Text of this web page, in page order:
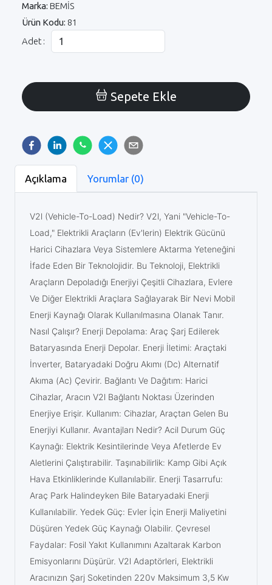
Marka: BEMİS
Ürün Kodu: 81
Adet :
Sepete Ekle
Açıklama Yorumlar (0)
V2l (Vehicle-To-Load) Nedir? V2l, Yani "Vehicle-To-
Load," Elektrikli Araçların (Ev'lerin) Elektrik Gücünü
Harici Cihazlara Veya Sistemlere Aktarma Yeteneğini
İfade Eden Bir Teknolojidir. Bu Teknoloji, Elektrikli
Araçların Depoladığı Enerjiyi Çeşitli Cihazlara, Evlere
Ve Diğer Elektrikli Araçlara Sağlayarak Bir Nevi Mobil
Enerji Kaynağı Olarak Kullanılmasına Olanak Tanır.
Nasıl Çalışır? Enerji Depolama: Araç Şarj Edilerek
Bataryasında Enerji Depolar. Enerji İletimi: Araçtaki
İnverter, Bataryadaki Doğru Akımı (Dc) Alternatif
Akıma (Ac) Çevirir. Bağlantı Ve Dağıtım: Harici
Cihazlar, Aracın V2l Bağlantı Noktası Üzerinden
Enerjiye Erişir. Kullanım: Cihazlar, Araçtan Gelen Bu
Enerjiyi Kullanır. Avantajları Nedir? Acil Durum Güç
Kaynağı: Elektrik Kesintilerinde Veya Afetlerde Ev
Aletlerini Çalıştırabilir. Taşınabilirlik: Kamp Gibi Açık
Hava Etkinliklerinde Kullanılabilir. Enerji Tasarrufu:
Araç Park Halindeyken Bile Bataryadaki Enerji
Kullanılabilir. Yedek Güç: Evler İçin Enerji Maliyetini
Düşüren Yedek Güç Kaynağı Olabilir. Çevresel
Faydalar: Fosil Yakıt Kullanımını Azaltarak Karbon
Emisyonlarını Düşürür. V2l Adaptörleri, Elektrikli
Aracınızın Şarj Soketinden 220v Maksimum 3,5 Kw